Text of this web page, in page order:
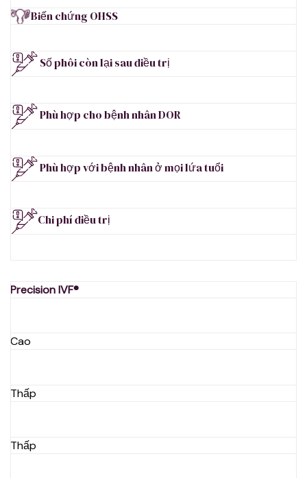
Biến chứng OHSS
Số phôi còn lại sau điều trị
Phù hợp cho bệnh nhân DOR
Phù hợp với bệnh nhân ở mọi lứa tuổi
Chi phí điều trị
Precision IVF®
Cao
Thấp
Thấp